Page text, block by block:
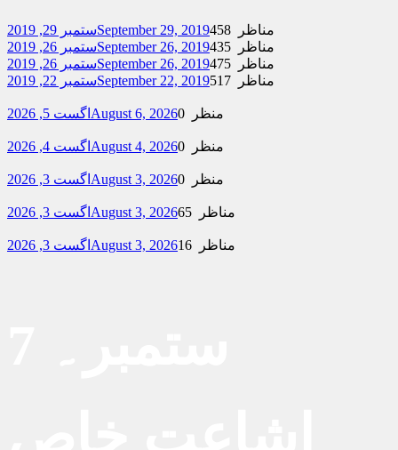
ستمبر 29, 2019September 29, 2019
458 مناظر
ستمبر 26, 2019September 26, 2019
435 مناظر
ستمبر 26, 2019September 26, 2019
475 مناظر
ستمبر 22, 2019September 22, 2019 517 مناظر
اگست 5, 2026 August 6, 2026 0 منظر
اگست 4, 2026 August 4, 2026 0 منظر
اگست 3, 2026 August 3, 2026 0 منظر
اگست 3, 2026 August 3, 2026 65 مناظر
اگست 3, 2026 August 3, 2026 16 مناظر